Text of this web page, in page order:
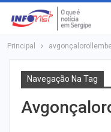
Principal
Navegação Na Tag